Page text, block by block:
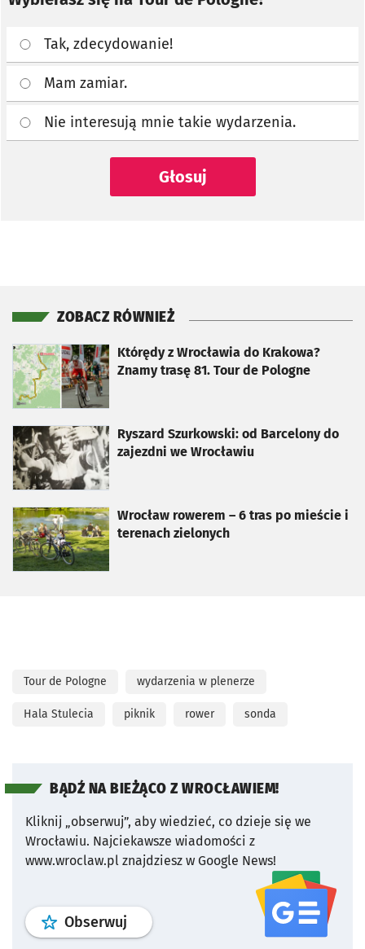
Tak, zdecydowanie!
Mam zamiar.
Nie interesują mnie takie wydarzenia.
Głosuj
ZOBACZ RÓWNIEŻ
Którędy z Wrocławia do Krakowa?
Znamy trasę 81. Tour de Pologne
otworzy się w nowej karcie
Ryszard Szurkowski: od Barcelony do
zajezdni we Wrocławiu
otworzy się w nowej karcie
Wrocław rowerem – 6 tras po mieście i
terenach zielonych
otworzy się w nowej karcie
Tour de Pologne wydarzenia w plenerze
Hala Stulecia piknik rower sonda
BĄDŹ NA BIEŻĄCO Z WROCŁAWIEM!
Kliknij „obserwuj”, aby wiedzieć, co dzieje się we
Wrocławiu. Najciekawsze wiadomości z
www.wroclaw.pl znajdziesz w Google News!
Obserwuj profil serwisu